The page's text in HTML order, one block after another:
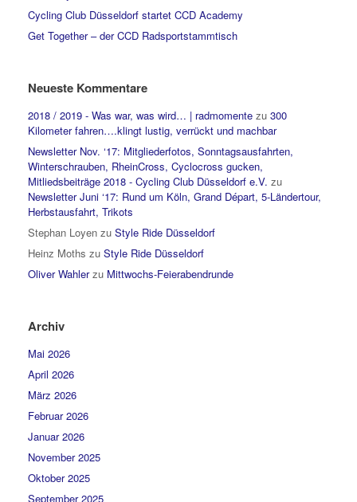
Cycling Club Düsseldorf startet CCD Academy
Get Together – der CCD Radsportstammtisch
Neueste Kommentare
2018 / 2019 - Was war, was wird… | radmomente zu 300
Kilometer fahren….klingt lustig, verrückt und machbar
Newsletter Nov. ‘17: Mitgliederfotos, Sonntagsausfahrten,
Winterschrauben, RheinCross, Cyclocross gucken,
Mitliedsbeiträge 2018 - Cycling Club Düsseldorf e.V. zu
Newsletter Juni ‘17: Rund um Köln, Grand Départ, 5-Ländertour,
Herbstausfahrt, Trikots
Stephan Loyen zu Style Ride Düsseldorf
Heinz Moths zu Style Ride Düsseldorf
Oliver Wahlerzu Mittwochs-Feierabendrunde
Archiv
Mai 2026
April 2026
März 2026
Februar 2026
Januar 2026
November 2025
Oktober 2025
September 2025